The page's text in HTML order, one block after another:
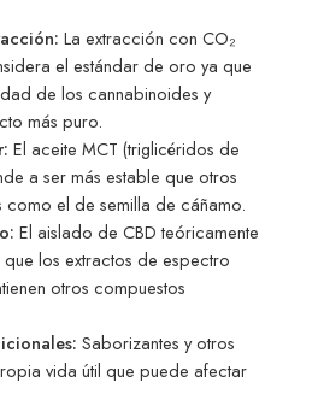
La extracción con CO₂
el estándar de oro ya que
de los cannabinoides y
más puro.
El aceite MCT (triglicéridos de
a ser más estable que otros
el de semilla de cáñamo.
El aislado de CBD teóricamente
los extractos de espectro
otros compuestos
Saborizantes y otros
vida útil que puede afectar